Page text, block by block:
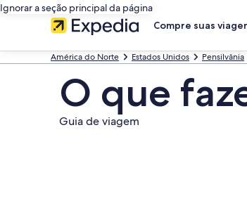
Ignorar a seção principal da página
Compre suas
América do Norte Estados Unidos Pensilvânia
O que
Guia de viagem